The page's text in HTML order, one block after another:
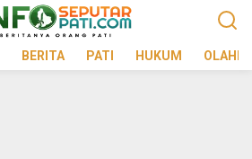
BERITA PATI HUKUM